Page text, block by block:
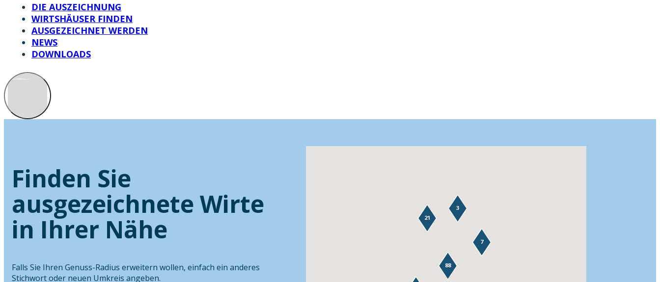
DIE AUSZEICHNUNG
WIRTSHÄUSER FINDEN
AUSGEZEICHNET WERDEN
NEWS
DOWNLOADS
Finden Sie
ausgezeichnete Wirte
in Ihrer Nähe
Falls Sie Ihren Genuss-Radius erweitern wollen, einfach ein anderes
Stichwort oder neuen Umkreis angeben.
88
7
21
3